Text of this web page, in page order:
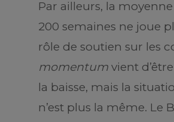
Par ailleurs, la
200 semaines ne joue
rôle de soutien sur les
momentum vient
la baisse, mais la
n’est plus la même. Le